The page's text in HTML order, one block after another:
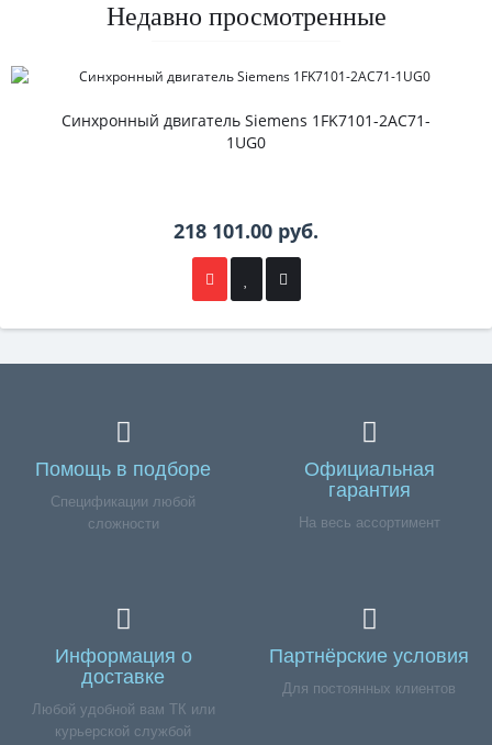
Недавно просмотренные
Синхронный двигатель Siemens 1FK7101-2AC71-
1UG0
218 101.00 руб.
Помощь в подборе
Спецификации любой
сложности
Официальная
гарантия
На весь ассортимент
Информация о
доставке
Любой удобной вам ТК или
курьерской службой
Партнёрские условия
Для постоянных клиентов